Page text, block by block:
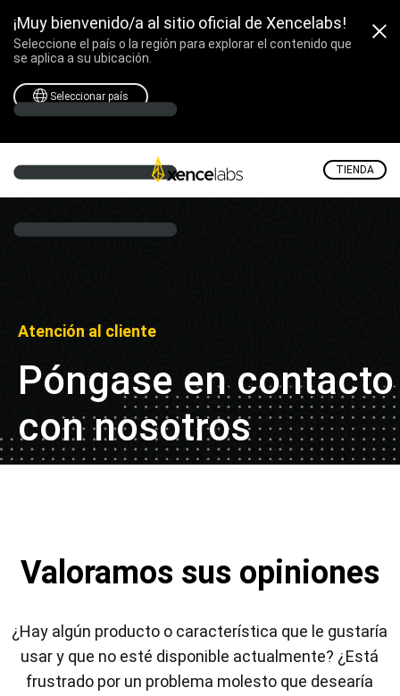
¡Muy bienvenido/a al sitio oficial de Xencelabs!
Seleccione el país o la región para explorar el contenido que
se aplica a su ubicación.
Seleccionar país
TIENDA
Atención al cliente
Póngase en contacto
con nosotros
Valoramos sus opiniones
¿Hay algún producto o característica que le gustaría
usar y que no esté disponible actualmente? ¿Está
frustrado por un problema molesto que desearía